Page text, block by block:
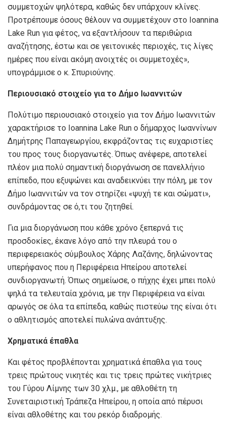
συμμετοχών ψηλότερα, καθώς δεν υπάρχουν κλίνες.
Προτρέπουμε όσους θέλουν να συμμετέχουν στο Ioannina
Lake Run για φέτος, να εξαντλήσουν τα περιθώρια
αναζήτησης, έστω και σε γειτονικές περιοχές, τις λίγες
ημέρες που είναι ακόμη ανοιχτές οι συμμετοχές»,
υπογράμμισε ο κ. Σπυριούνης.
Περιουσιακό στοιχείο για το Δήμο Ιωαννιτών
Πολύτιμο περιουσιακό στοιχείο για τον Δήμο Ιωαννιτών
χαρακτήρισε το Ioannina Lake Run ο δήμαρχος Ιωαννίνων
Δημήτρης Παπαγεωργίου, εκφράζοντας τις ευχαριστίες
του προς τους διοργανωτές. Όπως ανέφερε, αποτελεί
πλέον μια πολύ σημαντική διοργάνωση σε πανελλήνιο
επίπεδο, που εξυψώνει και αναδεικνύει την πόλη, με τον
Δήμο Ιωαννιτών να τον στηρίζει «ψυχή τε και σώματι»,
συνδράμοντας σε ό,τι του ζητηθεί.
Για μια διοργάνωση που κάθε χρόνο ξεπερνά τις
προσδοκίες, έκανε λόγο από την πλευρά του ο
περιφερειακός σύμβουλος Χάρης Λαζάνης, δηλώνοντας
υπερήφανος που η Περιφέρεια Ηπείρου αποτελεί
συνδιοργανωτή. Όπως σημείωσε, ο πήχης έχει μπει πολύ
ψηλά τα τελευταία χρόνια, με την Περιφέρεια να είναι
αρωγός σε όλα τα επίπεδα, καθώς πιστεύω της είναι ότι
ο αθλητισμός αποτελεί πυλώνα ανάπτυξης.
Χρηματικά έπαθλα
Και φέτος προβλέπονται χρηματικά έπαθλα για τους
τρεις πρώτους νικητές και τις τρεις πρώτες νικήτριες
του Γύρου Λίμνης των 30 χλμ., με αθλοθέτη τη
Συνεταιριστική Τράπεζα Ηπείρου, η οποία από πέρυσι
είναι αθλοθέτης και του ρεκόρ διαδρομής.